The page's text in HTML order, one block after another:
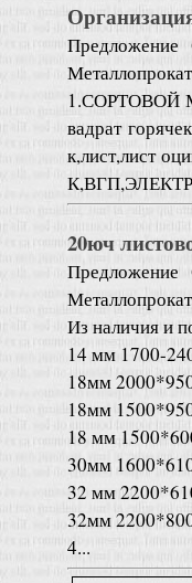
Предложение
1.СОРТОВОЙ
вадрат
к,лист,лист
20юч
Предложение
Из наличия и
14 мм 1700-
18мм
18мм
18 мм
30мм
32 мм
32мм
4...